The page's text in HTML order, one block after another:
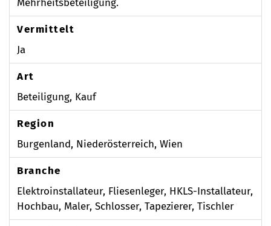
Mehrheitsbeteiligung.
Vermittelt
Ja
Art
Beteiligung, Kauf
Region
Burgenland, Niederösterreich, Wien
Branche
Elektroinstallateur, Fliesenleger, HKLS-Installateur,
Hochbau, Maler, Schlosser, Tapezierer, Tischler